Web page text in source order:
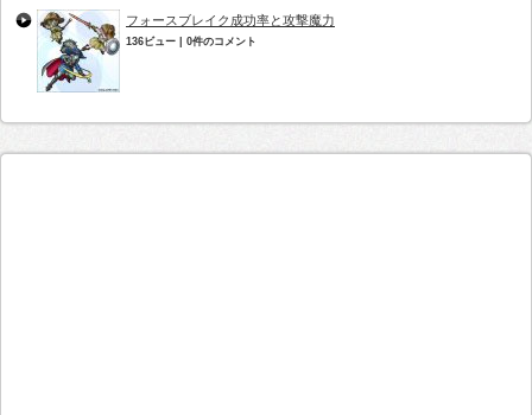
フォースブレイク成功率と攻撃魔力
136ビュー 0件のコメント